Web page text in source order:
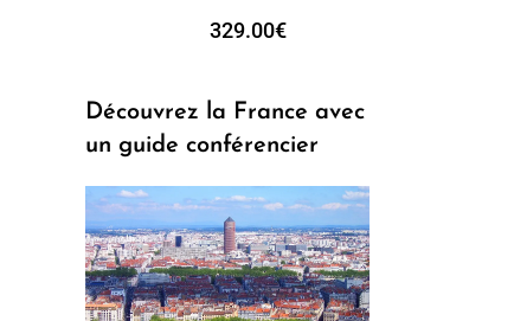
329.00€
Découvrez la France avec
un guide conférencier